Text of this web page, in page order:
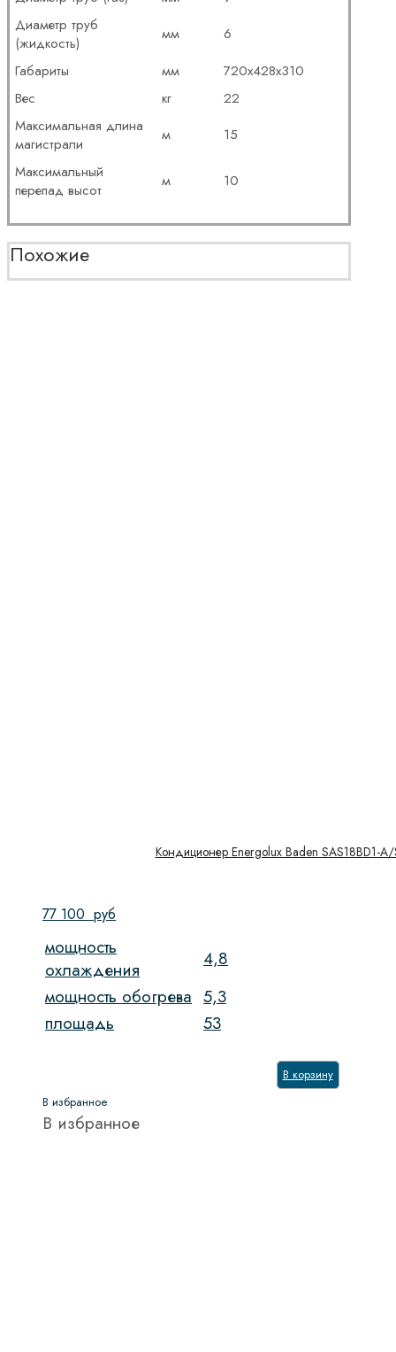
Диаметр труб
(жидкость)
мм
6
Габариты
мм
720x428x310
Вес
кг
22
Максимальная длина
магистрали
м
15
Максимальный
перепад высот
м 10
Похожие
Кондиционер Energolux Baden SAS18BD1-A/
77 100 руб
мощность
охлаждения
4,8
мощность обогрева 5,3
площадь
53
В корзину
В избранное
В избранное